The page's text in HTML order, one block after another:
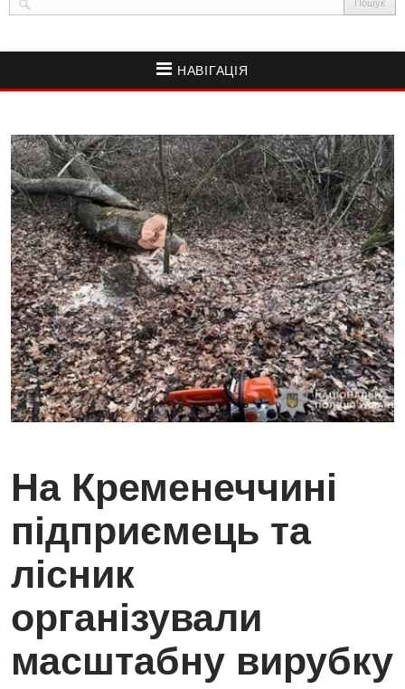
НАВІГАЦІЯ
На Кременеччині
підприємець та
лісник
організували
масштабну вирубку